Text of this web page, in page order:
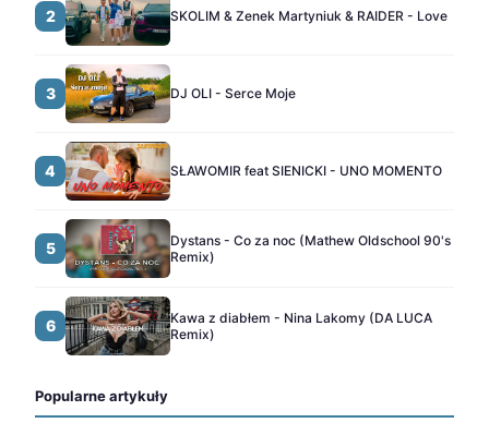
2 SKOLIM & Zenek Martyniuk & RAIDER - Love
3 DJ OLI - Serce Moje
4 SŁAWOMIR feat SIENICKI - UNO MOMENTO
5
Dystans - Co za noc (Mathew Oldschool 90's
Remix)
6
Kawa z diabłem - Nina Lakomy (DA LUCA
Remix)
Popularne artykuły